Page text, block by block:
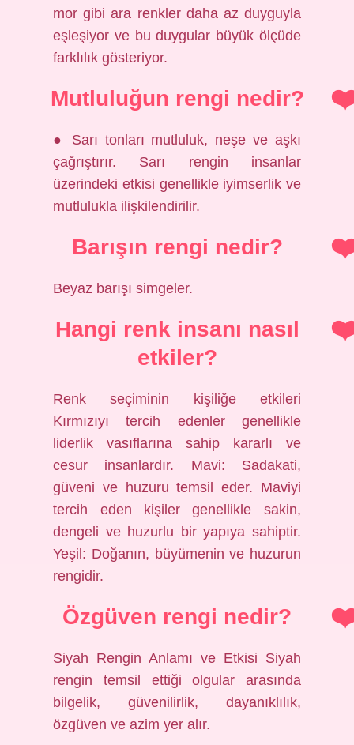
mor gibi ara renkler daha az duyguyla
eşleşiyor ve bu duygular büyük ölçüde
farklılık gösteriyor.
Mutluluğun rengi nedir?
● Sarı tonları mutluluk, neşe ve aşkı
çağrıştırır. Sarı rengin insanlar
üzerindeki etkisi genellikle iyimserlik ve
mutlulukla ilişkilendirilir.
Barışın rengi nedir?
Beyaz barışı simgeler.
Hangi renk insanı nasıl
etkiler?
Renk seçiminin kişiliğe etkileri
Kırmızıyı tercih edenler genellikle
liderlik vasıflarına sahip kararlı ve
cesur insanlardır. Mavi: Sadakati,
güveni ve huzuru temsil eder. Maviyi
tercih eden kişiler genellikle sakin,
dengeli ve huzurlu bir yapıya sahiptir.
Yeşil: Doğanın, büyümenin ve huzurun
rengidir.
Özgüven rengi nedir?
Siyah Rengin Anlamı ve Etkisi Siyah
rengin temsil ettiği olgular arasında
bilgelik, güvenilirlik, dayanıklılık,
özgüven ve azim yer alır.